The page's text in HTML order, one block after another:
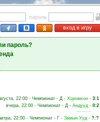
пароль
вход в игру
пароль?
22:00 - Чемпионат - Д - Хоромхон - 3:1
вчера, 22:00 - Чемпионат - Д - Андууд - 0:2
22:00 - Чемпионат - Г - Замын-Ууд - ?:?